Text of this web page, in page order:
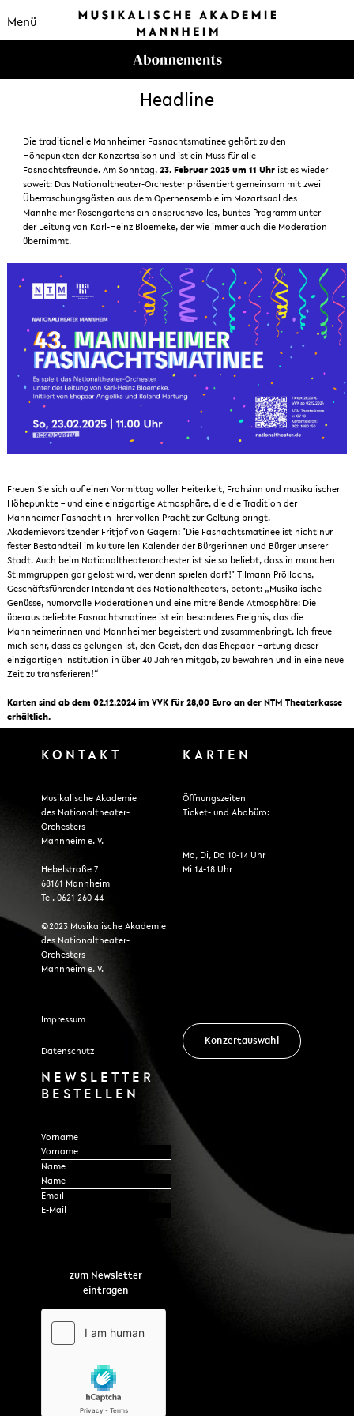
Menü
Headline
Die traditionelle Mannheimer Fasnachtsmatinee gehört zu den
Höhepunkten der Konzertsaison und ist ein Muss für alle
Fasnachtsfreunde. Am Sonntag, 23. Februar 2025 um 11 Uhrist es wieder
soweit: Das Nationaltheater-Orchester präsentiert gemeinsam mit zwei
Überraschungsgästen aus dem Opernensemble im Mozartsaal des
Mannheimer Rosengartens ein anspruchsvolles, buntes Programm unter
der Leitung von Karl-Heinz Bloemeke, der wie immer auch die Moderation
übernimmt.
Freuen Sie sich auf einen Vormittag voller Heiterkeit, Frohsinn und musikalischer
Höhepunkte – und eine einzigartige Atmosphäre, die die Tradition der
Mannheimer Fasnacht in ihrer vollen Pracht zur Geltung bringt.
Akademievorsitzender Fritjof von Gagern: "Die Fasnachtsmatinee ist nicht nur
fester Bestandteil im kulturellen Kalender der Bürgerinnen und Bürger unserer
Stadt. Auch beim Nationaltheaterorchester ist sie so beliebt, dass in manchen
Stimmgruppen gar gelost wird, wer denn spielen darf!" Tilmann Pröllochs,
Geschäftsführender Intendant des Nationaltheaters, betont: „Musikalische
Genüsse, humorvolle Moderationen und eine mitreißende Atmosphäre: Die
überaus beliebte Fasnachtsmatinee ist ein besonderes Ereignis, das die
Mannheimerinnen und Mannheimer begeistert und zusammenbringt. Ich freue
mich sehr, dass es gelungen ist, den Geist, den das Ehepaar Hartung dieser
einzigartigen Institution in über 40 Jahren mitgab, zu bewahren und in eine neue
Zeit zu transferieren!“
Karten sind ab dem 02.12.2024 im VVK für 28,00 Euro an der NTM Theaterkasse
erhältlich.
KONTAKT
Musikalische Akademie
des Nationaltheater-
Orchesters
Mannheim e. V.
Hebelstraße 7
68161 Mannheim
Tel. 0621 260 44
©2023 Musikalische Akademie
des Nationaltheater-
Orchesters
Mannheim e. V.
Impressum
Datenschutz
KARTEN
Öffnungszeiten
Ticket- und Abobüro:
Mo, Di, Do 10-14 Uhr
Mi 14-18 Uhr
Konzertauswahl
NEWSLETTER
BESTELLEN
Section
Vorname
Name
Email
zum Newsletter
eintragen